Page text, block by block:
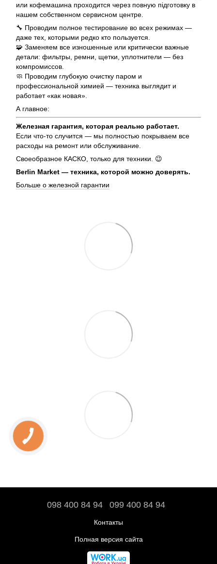
или кофемашина проходится через повную підготовку в
нашем собственном сервисном центре.
🔧 Проводим полное тестирование во всех режимах —
даже тех, которыми редко кто пользуется.
🧩 Заменяем все изношенные или критически важные
детали: фильтры, ремни, щетки, уплотнители — без
компромиссов.
🧼 Проводим глубокую очистку паром и
профессиональной химией — техника выглядит и
работает «как новая».
А главное:
Железная гарантия, которая реально работает.
Если что-то случится — мы полностью покрываем все
расходы на ремонт или обслуживание.
Своеобразное КАСКО, только для техники. 😉
Berlin Market — техника, которой можно доверять.
Больше о железной гарантии
098 400 84 94‬ 099 400 84 94
Контакты
Полная версия сайта